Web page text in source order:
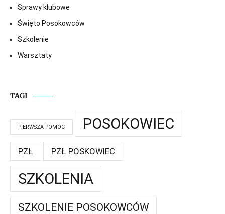
Sprawy klubowe
Święto Posokowców
Szkolenie
Warsztaty
TAGI
PIERWSZA POMOC POSOKOWIEC
PZŁ PZŁ POSKOWIEC
SZKOLENIA
SZKOLENIE POSOKOWCÓW